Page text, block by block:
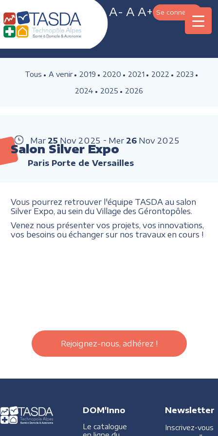
A- A A+ Se connecter
Tous A venir 2019 2020 2021 2022
2023
2024
2025 2026
Mar 25 Nov 2025 Mer 26 Nov 2025
Salon Silver Expo
Paris Porte de Versailles
Vous pourrez retrouver l'équipe TASDA au salon
Silver Expo, au sein du Village des Gérontopôles.
Venez nous présenter vos projets, vos innovations,
vos besoins ou échanger sur nos travaux en cours !
Rejoignez-nous, adhérez !
DOM'Inno
Le catalogue
Newsletter
Inscrivez-vous